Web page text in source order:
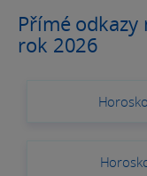
Přímé
rok 2026